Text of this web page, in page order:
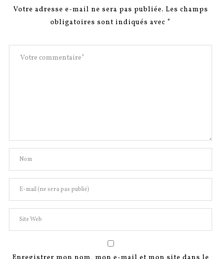
Votre adresse e-mail ne sera pas publiée. Les champs
obligatoires sont indiqués avec *